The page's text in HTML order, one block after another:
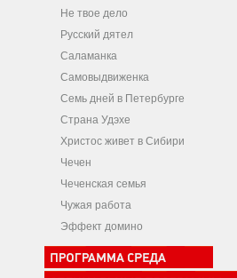
Не твое дело
Русский дятел
Саламанка
Самовыдвиженка
Семь дней в Петербурге
Страна Удэхе
Христос живет в Сибири
Чечен
Чеченская семья
Чужая работа
Эффект домино